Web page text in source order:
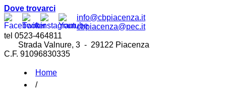
Dove trovarci
info@cbpiacenza.it
cbpiacenza@pec.it
tel 0523-464811
Strada Valnure, 3 - 29122 Piacenza
C.F. 91096830335
Home
/